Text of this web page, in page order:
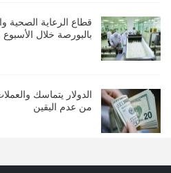
قطاع الرعاية الصحية
بالبورصة خلال
الدولار يتماسك
من عدم اليقين